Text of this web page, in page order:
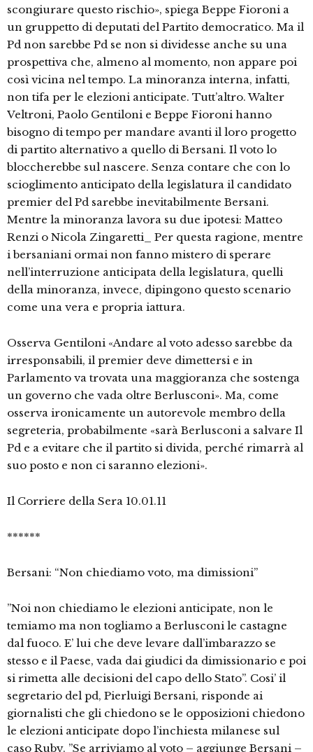
scongiurare questo rischio», spiega Beppe Fioroni a
un gruppetto di deputati del Partito democratico. Ma il
Pd non sarebbe Pd se non si dividesse anche su una
prospettiva che, almeno al momento, non appare poi
così vicina nel tempo. La minoranza interna, infatti,
non tifa per le elezioni anticipate. Tutt’altro. Walter
Veltroni, Paolo Gentiloni e Beppe Fioroni hanno
bisogno di tempo per mandare avanti il loro progetto
di partito alternativo a quello di Bersani. Il voto lo
bloccherebbe sul nascere. Senza contare che con lo
scioglimento anticipato della legislatura il candidato
premier del Pd sarebbe inevitabilmente Bersani.
Mentre la minoranza lavora su due ipotesi: Matteo
Renzi o Nicola Zingaretti_ Per questa ragione, mentre
i bersaniani ormai non fanno mistero di sperare
nell’interruzione anticipata della legislatura, quelli
della minoranza, invece, dipingono questo scenario
come una vera e propria iattura.
Osserva Gentiloni «Andare al voto adesso sarebbe da
irresponsabili, il premier deve dimettersi e in
Parlamento va trovata una maggioranza che sostenga
un governo che vada oltre Berlusconi». Ma, come
osserva ironicamente un autorevole membro della
segreteria, probabilmente «sarà Berlusconi a salvare Il
Pd e a evitare che il partito si divida, perché rimarrà al
suo posto e non ci saranno elezioni».
Il Corriere della Sera 10.01.11
******
Bersani: “Non chiediamo voto, ma dimissioni”
”Noi non chiediamo le elezioni anticipate, non le
temiamo ma non togliamo a Berlusconi le castagne
dal fuoco. E’ lui che deve levare dall’imbarazzo se
stesso e il Paese, vada dai giudici da dimissionario e poi
si rimetta alle decisioni del capo dello Stato”. Cosi’ il
segretario del pd, Pierluigi Bersani, risponde ai
giornalisti che gli chiedono se le opposizioni chiedono
le elezioni anticipate dopo l’inchiesta milanese sul
caso Ruby. ”Se arriviamo al voto – aggiunge Bersani –